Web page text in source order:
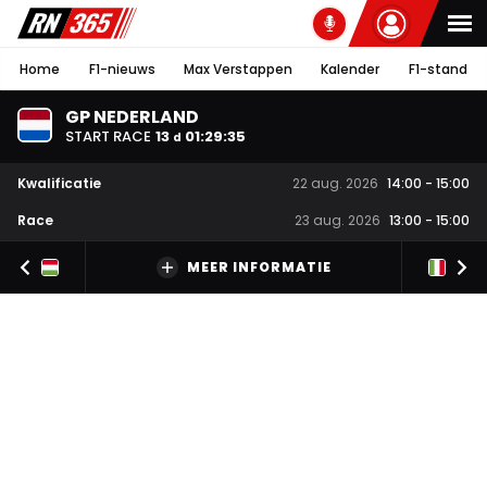
Home F1-nieuws Max Verstappen Kalender F1-stand
GP NEDERLAND
START RACE 13 d 01:29:35
Kwalificatie 22 aug. 2026 14:00 - 15:00
Race
23 aug. 2026 13:00 - 15:00
MEER INFORMATIE